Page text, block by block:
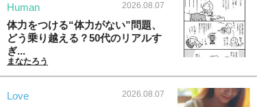
Human 2026.08.07
体力をつける“体力がない”問題、
どう乗り越える？50代のリアルす
ぎ...
まなたろう
Love 2026.08.07